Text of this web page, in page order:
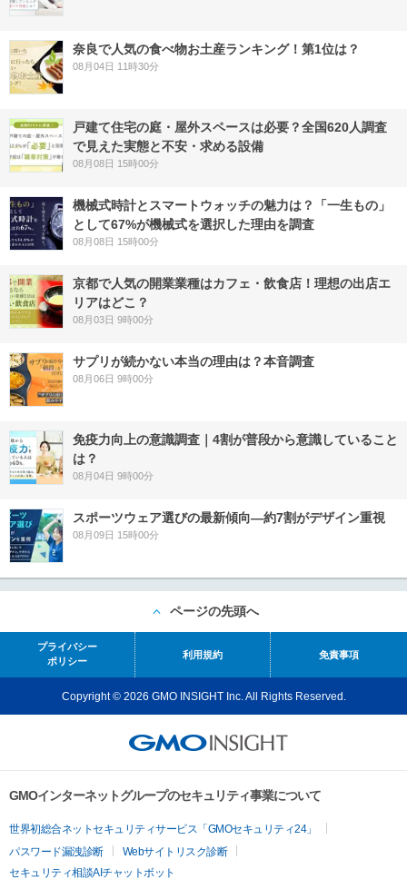
奈良で人気の食べ物お土産ランキング！第1位は？
08月04日 11時30分
戸建て住宅の庭・屋外スペースは必要？全国620人調査
で見えた実態と不安・求める設備
08月08日 15時00分
機械式時計とスマートウォッチの魅力は？「一生もの」
として67%が機械式を選択した理由を調査
08月08日 15時00分
京都で人気の開業業種はカフェ・飲食店！理想の出店エ
リアはどこ？
08月03日 9時00分
サプリが続かない本当の理由は？本音調査
08月06日 9時00分
免疫力向上の意識調査｜4割が普段から意識していること
は？
08月04日 9時00分
スポーツウェア選びの最新傾向―約7割がデザイン重視
08月09日 15時00分
ページの先頭へ
プライバシー
ポリシー
利用規約 免責事項
Copyright © 2026 GMO INSIGHT Inc. All Rights Reserved.
GMOインターネットグループのセキュリティ事業について
世界初総合ネットセキュリティサービス「GMOセキュリティ24」
パスワード漏洩診断
Webサイトリスク診断
セキュリティ相談AIチャットボット